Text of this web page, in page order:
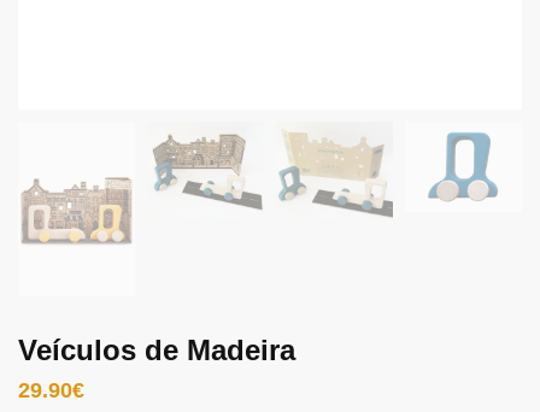
Veículos de Madeira
29.90€